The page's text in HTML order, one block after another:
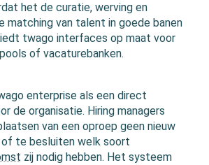
het de curatie, werving en
matching van talent in goede banen
twago interfaces op maat voor
of vacaturebanken.
enterprise als een direct
de organisatie. Hiring managers
van een oproep geen nieuw
te besluiten welk soort
zij nodig hebben. Het systeem